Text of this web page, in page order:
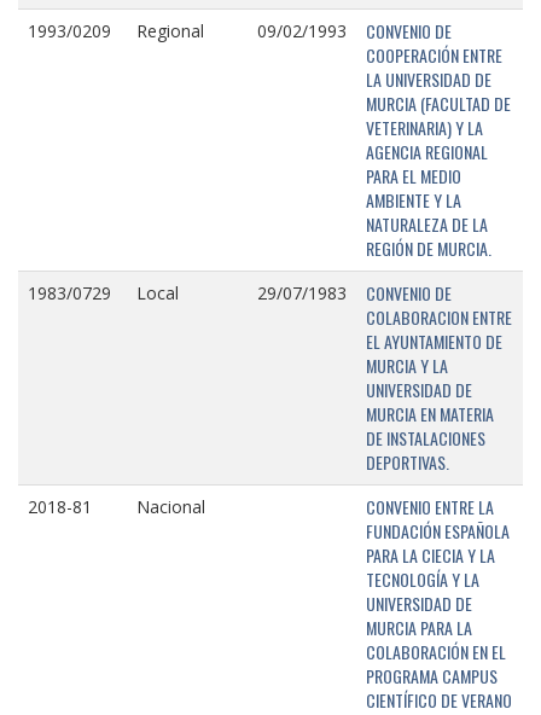
1993/0209 Regional 09/02/1993
CONVENIO DE
COOPERACIÓN ENTRE
LA UNIVERSIDAD DE
MURCIA (FACULTAD DE
VETERINARIA) Y LA
AGENCIA REGIONAL
PARA EL MEDIO
AMBIENTE Y LA
NATURALEZA DE LA
REGIÓN DE MURCIA.
1983/0729 Local 29/07/1983
CONVENIO DE
COLABORACION ENTRE
EL AYUNTAMIENTO DE
MURCIA Y LA
UNIVERSIDAD DE
MURCIA EN MATERIA
DE INSTALACIONES
DEPORTIVAS.
2018-81 Nacional
CONVENIO ENTRE LA
FUNDACIÓN ESPAÑOLA
PARA LA CIECIA Y LA
TECNOLOGÍA Y LA
UNIVERSIDAD DE
MURCIA PARA LA
COLABORACIÓN EN EL
PROGRAMA CAMPUS
CIENTÍFICO DE VERANO